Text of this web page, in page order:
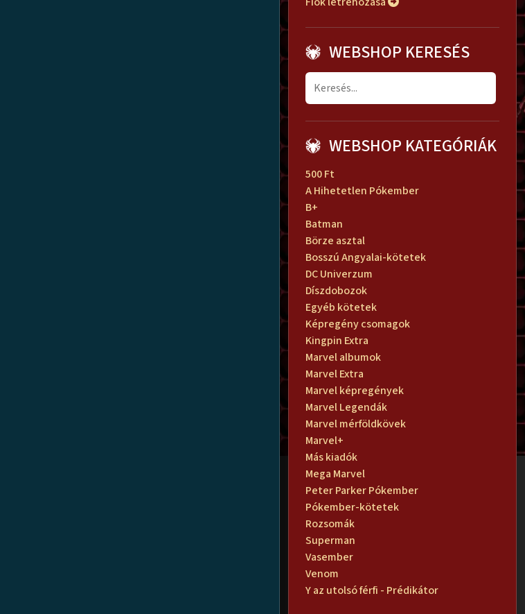
WEBSHOP KERESÉS
WEBSHOP KATEGÓRIÁK
500 Ft
A Hihetetlen Pókember
B+
Batman
Börze asztal
Bosszú Angyalai-kötetek
DC Univerzum
Díszdobozok
Egyéb kötetek
Képregény csomagok
Kingpin Extra
Marvel albumok
Marvel Extra
Marvel képregények
Marvel Legendák
Marvel mérföldkövek
Marvel+
Más kiadók
Mega Marvel
Peter Parker Pókember
Pókember-kötetek
Rozsomák
Superman
Vasember
Venom
Y az utolsó férfi - Prédikátor